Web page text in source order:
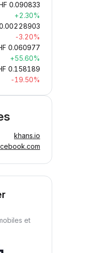
0.090833
+2.30%
-3.20%
0.060977
+55.60%
0.158189
-19.50%
khans.io
et